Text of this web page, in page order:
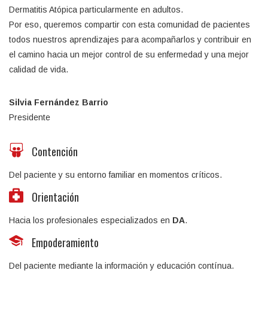
Dermatitis Atópica particularmente en adultos.
Por eso, queremos compartir con esta comunidad de pacientes
todos nuestros aprendizajes para acompañarlos y contribuir en
el camino hacia un mejor control de su enfermedad y una mejor
calidad de vida.
Silvia Fernández Barrio
Presidente
Contención
Del paciente y su entorno familiar en momentos críticos.
Orientación
Hacia los profesionales especializados en DA.
Empoderamiento
Del paciente mediante la información y educación contínua.